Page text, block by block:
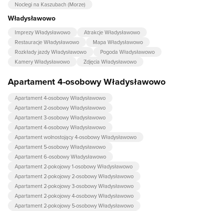
Noclegi na Kaszubach (Morze)
Władysławowo
Imprezy Władysławowo
Atrakcje Władysławowo
Restauracje Władysławowo
Mapa Władysławowo
Rozkłady jazdy Władysławowo
Pogoda Władysławowo
Kamery Władysławowo
Zdjęcia Władysławowo
Apartament 4-osobowy Władysławowo
Apartament 4-osobowy Władysławowo
Apartament 2-osobowy Władysławowo
Apartament 3-osobowy Władysławowo
Apartament 4-osobowy Władysławowo
Apartament wolnostojący 4-osobowy Władysławowo
Apartament 5-osobowy Władysławowo
Apartament 6-osobowy Władysławowo
Apartament 2-pokojowy 1-osobowy Władysławowo
Apartament 2-pokojowy 2-osobowy Władysławowo
Apartament 2-pokojowy 3-osobowy Władysławowo
Apartament 2-pokojowy 4-osobowy Władysławowo
Apartament 2-pokojowy 5-osobowy Władysławowo